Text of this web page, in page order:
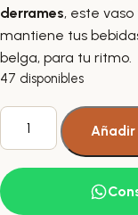
derrames, este
mantiene tus
belga, para tu ritmo.
47 disponibles
Vaso
Térmico
Café
Té